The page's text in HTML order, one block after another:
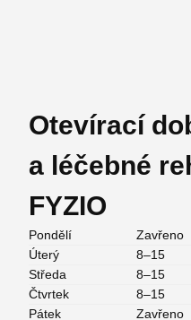
Otevírací
a léčebné
FYZIO
Pondělí
Zavřeno
Úterý
8–15
Středa
8–15
Čtvrtek
8–15
Pátek
Zavřeno